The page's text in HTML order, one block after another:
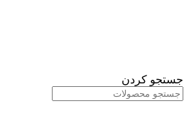
جستجو کردن